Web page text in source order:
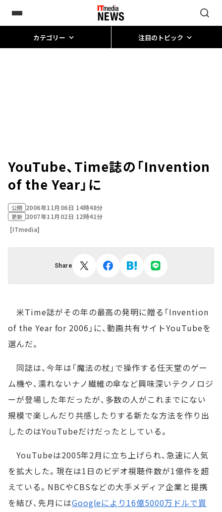
カテゴリー 注目のトピック
YouTube、Time誌の「Invention
of the Year」に
公開 2006年11月06日 14時48分
更新 2007年11月02日 12時41分
[ITmedia]
Share
米Time誌がその年の最高の発明に贈る「Invention
of the Year for 2006」に、動画共有サイトYouTubeを
選んだ。
同誌は、今年は「魔法の杖」で操作する任天堂のゲー
ム機や、濡れないナノ繊維の傘など興味深いテクノロジ
ーが登場した年だったが、多数の人がこれまでにない
規模で楽しんだり共感したりする新たな方法を作り出
したのはYouTubeだけだったとしている。
YouTubeは2005年2月に立ち上げられ、急速に人気
を拡大した。現在は1日のビデオ視聴件数が1億件を超
えている。NBCやCBSなどの大手メディア企業と提携
を結び、先月にはGoogleにより16億5000万ドルで買